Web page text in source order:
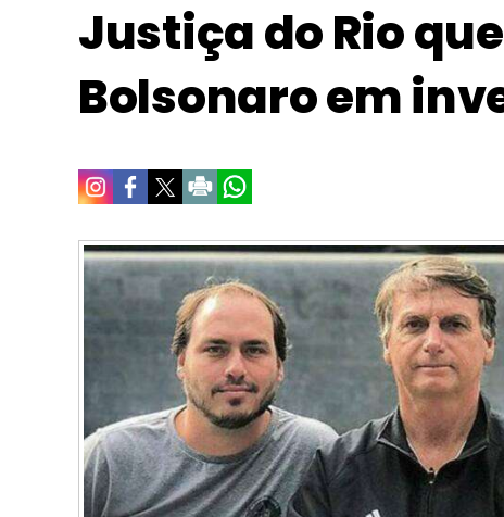
Justiça do Rio
Bolsonaro em